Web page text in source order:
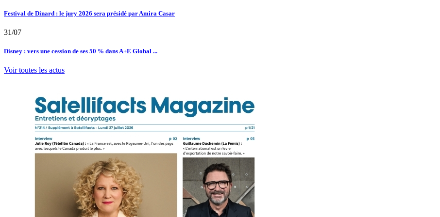
Festival de Dinard : le jury 2026 sera présidé par Amira Casar
31/07
Disney : vers une cession de ses 50 % dans A+E Global ...
Voir toutes les actus